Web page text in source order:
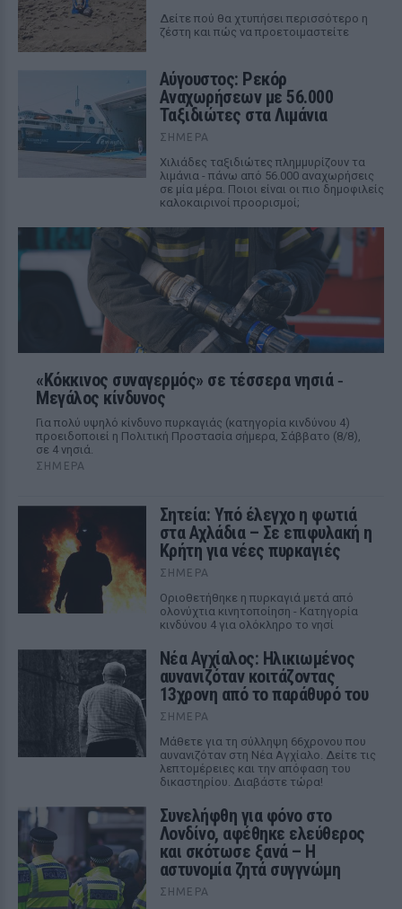
Δείτε πού θα χτυπήσει περισσότερο η
ζέστη και πώς να προετοιμαστείτε
Αύγουστος: Ρεκόρ
Αναχωρήσεων με 56.000
Ταξιδιώτες στα Λιμάνια
ΣΉΜΕΡΑ
Χιλιάδες ταξιδιώτες πλημμυρίζουν τα
λιμάνια - πάνω από 56.000 αναχωρήσεις
σε μία μέρα. Ποιοι είναι οι πιο δημοφιλείς
καλοκαιρινοί προορισμοί;
«Κόκκινος συναγερμός» σε τέσσερα νησιά ‑
Μεγάλος κίνδυνος
Για πολύ υψηλό κίνδυνο πυρκαγιάς (κατηγορία κινδύνου 4)
προειδοποιεί η Πολιτική Προστασία σήμερα, Σάββατο (8/8),
σε 4 νησιά.
ΣΉΜΕΡΑ
Σητεία: Υπό έλεγχο η φωτιά
στα Αχλάδια – Σε επιφυλακή η
Κρήτη για νέες πυρκαγιές
ΣΉΜΕΡΑ
Οριοθετήθηκε η πυρκαγιά μετά από
ολονύχτια κινητοποίηση - Κατηγορία
κινδύνου 4 για ολόκληρο το νησί
Νέα Αγχίαλος: Ηλικιωμένος
αυνανιζόταν κοιτάζοντας
13χρονη από το παράθυρό του
ΣΉΜΕΡΑ
Μάθετε για τη σύλληψη 66χρονου που
αυνανιζόταν στη Νέα Αγχίαλο. Δείτε τις
λεπτομέρειες και την απόφαση του
δικαστηρίου. Διαβάστε τώρα!
Συνελήφθη για φόνο στο
Λονδίνο, αφέθηκε ελεύθερος
και σκότωσε ξανά – Η
αστυνομία ζητά συγγνώμη
ΣΉΜΕΡΑ